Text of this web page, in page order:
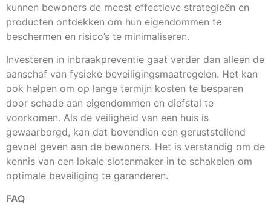
kunnen bewoners de meest effectieve strategieën en
producten ontdekken om hun eigendommen te
beschermen en risico’s te minimaliseren.
Investeren in inbraakpreventie gaat verder dan alleen de
aanschaf van fysieke beveiligingsmaatregelen. Het kan
ook helpen om op lange termijn kosten te besparen
door schade aan eigendommen en diefstal te
voorkomen. Als de veiligheid van een huis is
gewaarborgd, kan dat bovendien een geruststellend
gevoel geven aan de bewoners. Het is verstandig om de
kennis van een lokale slotenmaker in te schakelen om
optimale beveiliging te garanderen.
FAQ